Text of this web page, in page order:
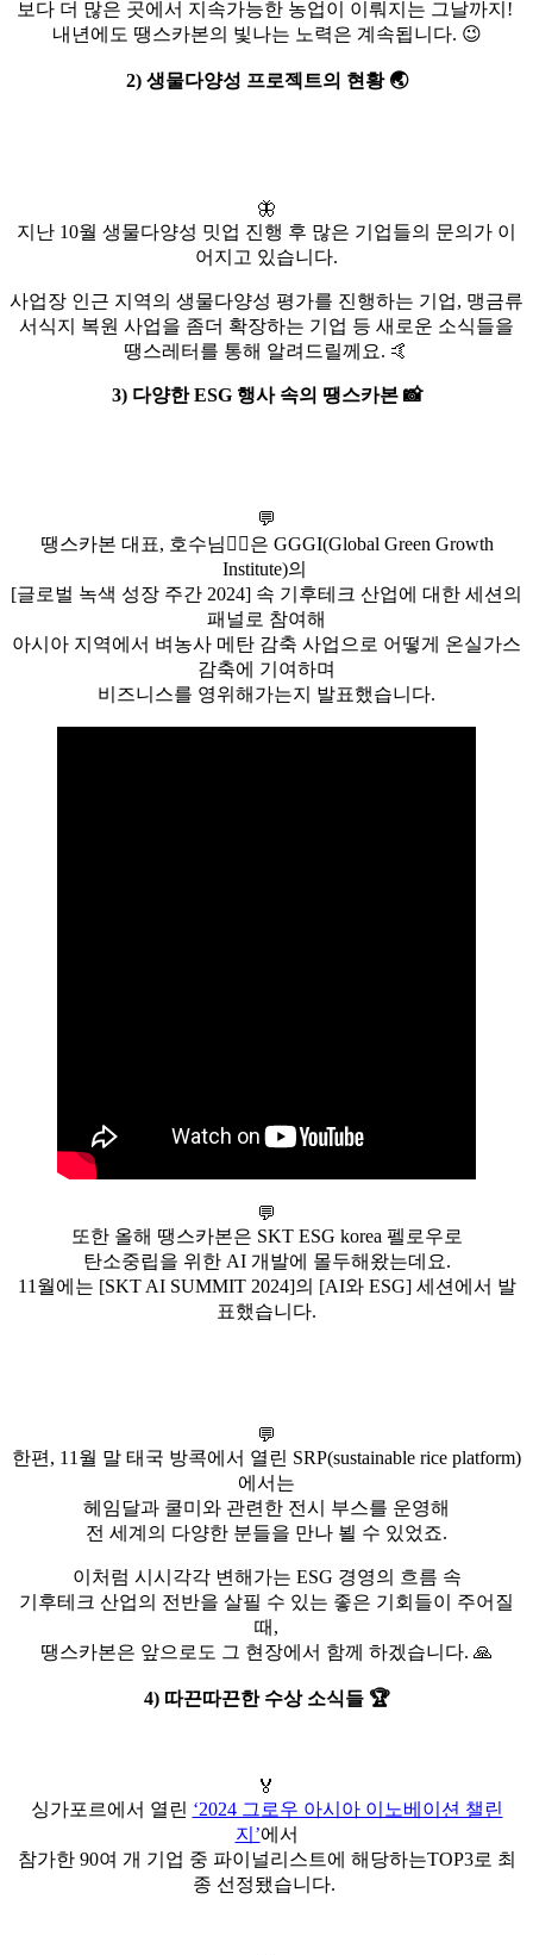
보다 더 많은 곳에서 지속가능한 농업이 이뤄지는 그날까지!
내년에도 땡스카본의 빛나는 노력은 계속됩니다. 😉
2) 생물다양성 프로젝트의 현황 🌏
🦋
지난 10월 생물다양성 밋업 진행 후 많은 기업들의 문의가 이
어지고 있습니다.
사업장 인근 지역의 생물다양성 평가를 진행하는 기업, 맹금류
서식지 복원 사업을 좀더 확장하는 기업 등 새로운 소식들을
땡스레터를 통해 알려드릴께요. 🤙
3) 다양한 ESG 행사 속의 땡스카본 📸
💬
땡스카본 대표, 호수님🏄‍♀️은 GGGI(Global Green Growth
Institute)의
[글로벌 녹색 성장 주간 2024] 속 기후테크 산업에 대한 세션의
패널로 참여해
아시아 지역에서 벼농사 메탄 감축 사업으로 어떻게 온실가스
감축에 기여하며
비즈니스를 영위해가는지 발표했습니다.
💬
또한 올해 땡스카본은 SKT ESG korea 펠로우로
탄소중립을 위한 AI 개발에 몰두해왔는데요.
11월에는 [SKT AI SUMMIT 2024]의 [AI와 ESG] 세션에서 발
표했습니다.
💬
한편, 11월 말 태국 방콕에서 열린 SRP(sustainable rice platform)
에서는
헤임달과 쿨미와 관련한 전시 부스를 운영해
전 세계의 다양한 분들을 만나 뵐 수 있었죠.
이처럼 시시각각 변해가는 ESG 경영의 흐름 속
기후테크 산업의 전반을 살필 수 있는 좋은 기회들이 주어질
때,
땡스카본은 앞으로도 그 현장에서 함께 하겠습니다. 🙏
4) 따끈따끈한 수상 소식들 🏆
🏅
싱가포르에서 열린 ‘2024 그로우 아시아 이노베이션 챌린
지’에서
참가한 90여 개 기업 중 파이널리스트에 해당하는TOP3로 최
종 선정됐습니다.